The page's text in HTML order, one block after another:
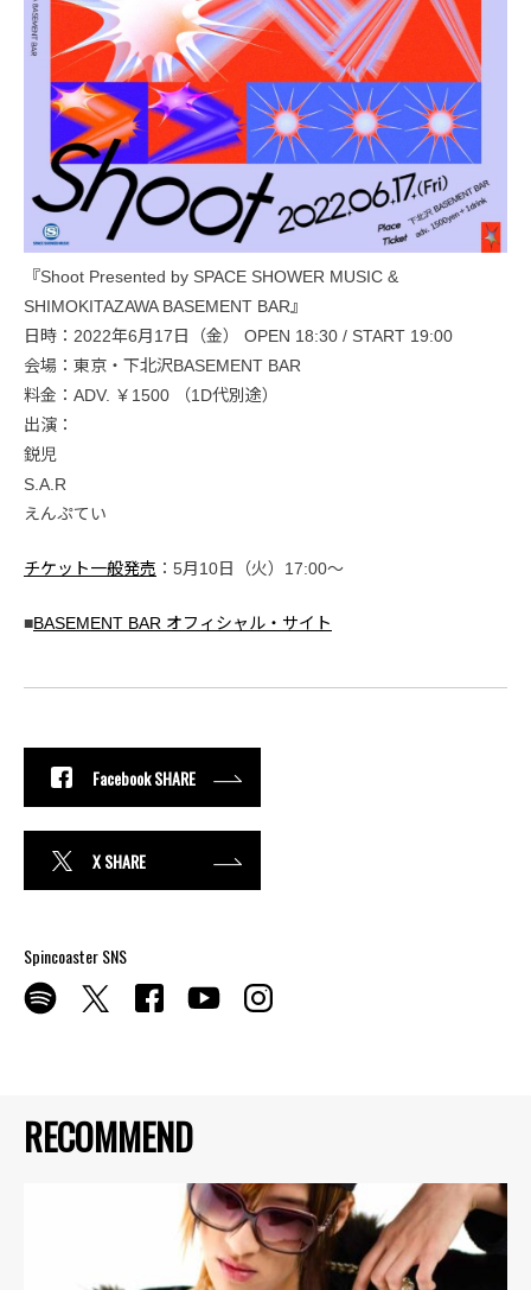
RECOMMEND
『Shoot Presented by SPACE SHOWER MUSIC &
SHIMOKITAZAWA BASEMENT BAR』
日時：2022年6月17日（金） OPEN 18:30 / START 19:00
会場：東京・下北沢BASEMENT BAR
料金：ADV. ￥1500 （1D代別途）
出演：
鋭児
S.A.R
えんぷてい
チケット一般発売 ：5月10日（火）17:00〜
■BASEMENT BAR オフィシャル・サイト
Facebook SHARE
X SHARE
Spincoaster SNS